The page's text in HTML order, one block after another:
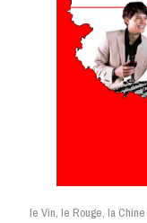
le Vin, le Rouge, la Chine